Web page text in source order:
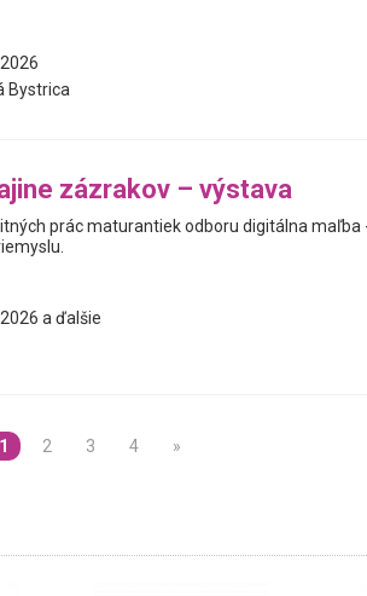
Bystrica
zázrakov – výstava
prác maturantiek odboru digitálna maľba
a ďalšie
1 2 3 4 »